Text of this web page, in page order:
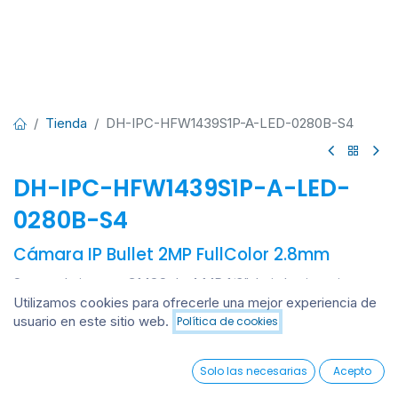
Añadir al carrito
0
Wishlist Account
Tienda DH-IPC-HFW1439S1P-A-LED-0280B-S4
DH-IPC-HFW1439S1P-A-LED-
0280B-S4
Cámara IP Bullet 2MP FullColor 2.8mm
Sensor de imagen CMOS de 4 MP 1/3", baja luminancia e
imagen de alta definición.
Códec H.265, alta tasa de compresión, tasa de bits ultra
Ofrece una salida máxima de 4 MP (2560 × 1440) @25/30
Utilizamos cookies para ofrecerle una mejor experiencia de
usuario en este sitio web. Política de cookies
Solo las necesarias Acepto